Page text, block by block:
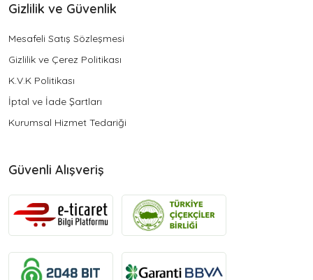
Gizlilik ve Güvenlik
Mesafeli Satış Sözleşmesi
Gizlilik ve Çerez Politikası
K.V.K Politikası
İptal ve İade Şartları
Kurumsal Hizmet Tedariği
Güvenli Alışveriş